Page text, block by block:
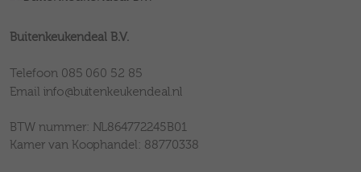
Buitenkeukendeal B.V.
Telefoon 085 060 52 85
Email info@buitenkeukendeal.nl
BTW nummer: NL864772245B01
Kamer van Koophandel: 88770338